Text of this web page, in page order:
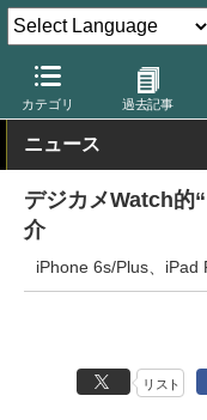
カテゴリ 過去記事
デジカメ Watch その他
ニュース
デジカメWatch的
介
iPhone 6s/Plus、iPad
リスト